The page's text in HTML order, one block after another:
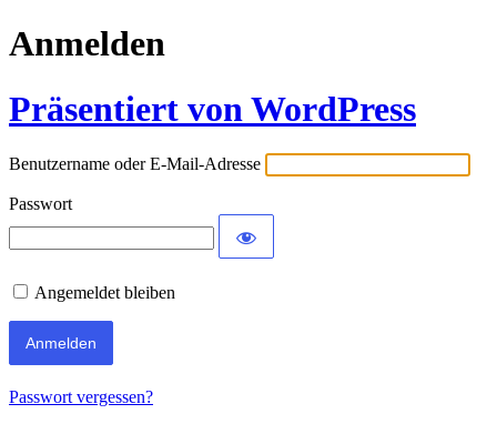
Anmelden
Präsentiert von WordPress
Benutzername oder E-Mail-Adresse
Passwort
Angemeldet bleiben
Passwort vergessen?